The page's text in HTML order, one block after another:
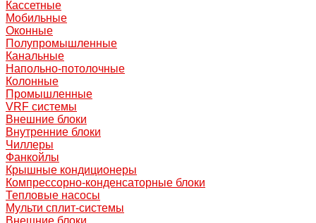
Кассетные
Мобильные
Оконные
Полупромышленные
Канальные
Напольно-потолочные
Колонные
Промышленные
VRF системы
Внешние блоки
Внутренние блоки
Чиллеры
Фанкойлы
Крышные кондиционеры
Компрессорно-конденсаторные блоки
Тепловые насосы
Мульти сплит-системы
Внешние блоки